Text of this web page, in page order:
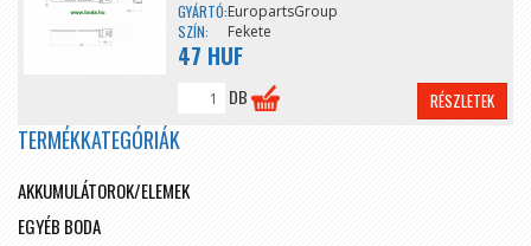
GYÁRTÓ:EuropartsGroup
SZÍN:
Fekete
47 HUF
DB RÉSZLETEK
TERMÉKKATEGÓRIÁK
AKKUMULÁTOROK/ELEMEK
EGYÉB BODA